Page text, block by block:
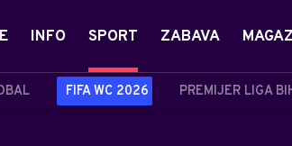
INFO SPORT
FIFA WC 2026 PREMIJER LIGA
ZABAVA